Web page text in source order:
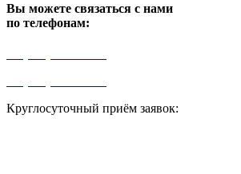
Вы можете связаться с нами
по телефонам:
Круглосуточный приём заявок: